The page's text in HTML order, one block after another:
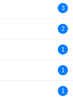
3
2
1
1
1